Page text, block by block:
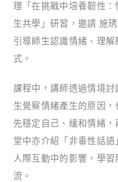
理「在挑戰中培養韌性
生共學」研習，邀請 施
引導師生認識情緒、理
式。
課程中，講師透過情境
生覺察情緒產生的原因
先穩定自己、緩和情緒
堂中亦介紹「非毒性話
人際互動中的影響，學
流。